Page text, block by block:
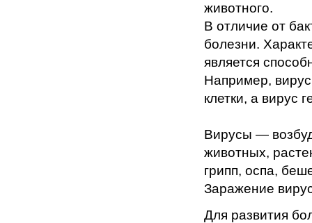
животного.
В отличие от
болезни.
является
Например,
клетки, а вирус
Вирусы —
животных,
грипп, оспа,
Заражение
Для развития